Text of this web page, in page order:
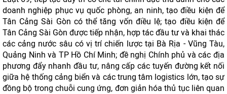
doanh nghiệp phục vụ quốc phòng, an ninh, tạo điều kiện để
Tân Cảng Sài Gòn có thể tăng vốn điều lệ; tạo điều kiện để
Tân Cảng Sài Gòn được tiếp nhận, hợp tác đầu tư và khai thác
các cảng nước sâu có vị trí chiến lược tại Bà Rịa - Vũng Tàu,
Quảng Ninh và TP Hồ Chí Minh; đề nghị Chính phủ và các địa
phương đẩy nhanh đầu tư, nâng cấp các tuyến đường kết nối
giữa hệ thống cảng biển và các trung tâm logistics lớn, tạo sự
đồng bộ trong chuỗi cung ứng, đơn giản hóa thủ tục liên quan